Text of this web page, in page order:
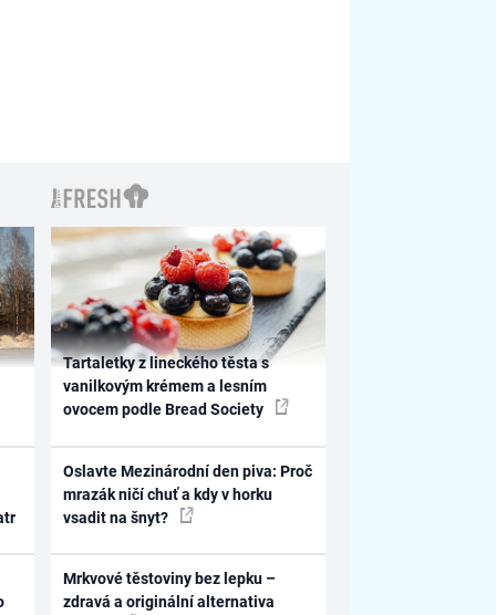
Tartaletky z lineckého těsta s
vanilkovým krémem a lesním
ovocem podle Bread Society
Oslavte Mezinárodní den piva: Proč
mrazák ničí chuť a kdy v horku
vsadit na šnyt?
Mrkvové těstoviny bez lepku –
zdravá a originální alternativa